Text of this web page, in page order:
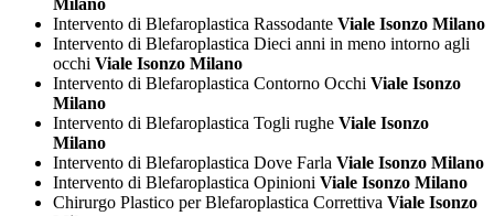
Intervento di Blefaroplastica Rassodante Viale Isonzo Milano
Intervento di Blefaroplastica Dieci anni in meno intorno agli
occhi Viale Isonzo Milano
Intervento di Blefaroplastica Contorno Occhi Viale Isonzo
Milano
Intervento di Blefaroplastica Togli rughe Viale Isonzo
Milano
Intervento di Blefaroplastica Dove Farla Viale Isonzo Milano
Intervento di Blefaroplastica Opinioni Viale Isonzo Milano
Chirurgo Plastico per Blefaroplastica Correttiva Viale Isonzo